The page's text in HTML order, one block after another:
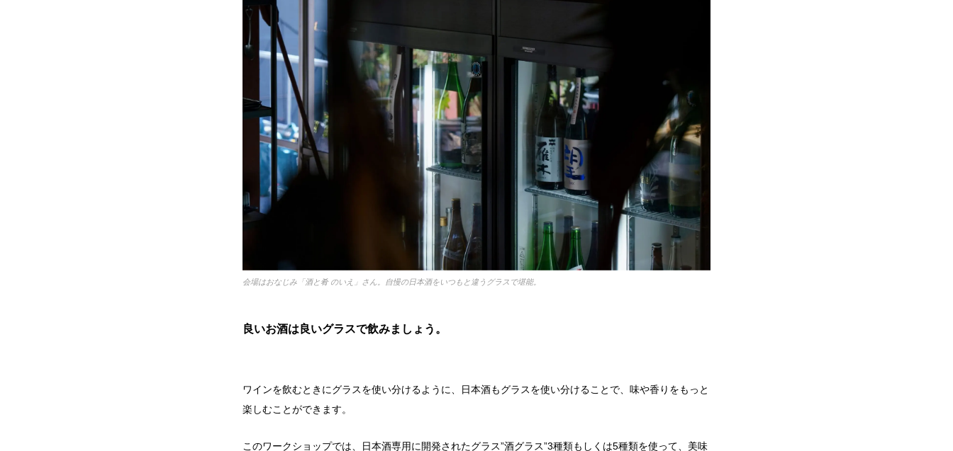
会場はおなじみ「酒と肴 のいえ」さん。自慢の日本酒をいつもと違うグラスで堪能。
良いお酒は良いグラスで飲みましょう。
ワインを飲むときにグラスを使い分けるように、日本酒もグラスを使い分けることで、味や香りをもっと
楽しむことができます。
このワークショップでは、日本酒専用に開発されたグラス”酒グラス”3種類もしくは5種類を使って、美味